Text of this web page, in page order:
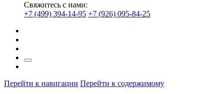
Свяжитесь с нами:
+7 (499) 394-14-95 +7 (926) 095-84-25
Перейти к навигации Перейти к содержимому